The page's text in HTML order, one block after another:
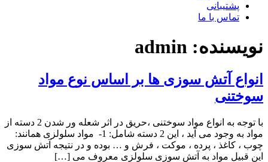
پشتیبانی
تماس با ما
نویسنده: admin
انواع آتش سوزی ها بر اساس نوع مواد
سوختنی
با توجه به انواع مواد سوختنی ،حریق در اثر شعله ور شدن 2 دسته از
مواد به وجود می آید ، این 2 دسته شامل: 1- مواد سلولزی همانند:
چوب ، کاغذ ، پرده ، موکت ، فرش و … بوده و در نتیجه آتش سوزی
این قبیل مواد به آتش سوزی سلولزی معروف می […]